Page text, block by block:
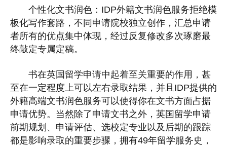
个性化文书润色：IDP外籍文书润色服务拒绝模
板化写作套路，不同申请院校独立创作，汇总申请
者所有的优点集中体现，经过反复修改多次琢磨最
终敲定专属定稿。
书在英国留学申请中起着至关重要的作用，甚
至在一定程度上可以左右录取结果，并且IDP提供的
外籍高端文书润色服务可以使得你在文书方面占据
申请优势。当然除了申请文书之外，英国留学申请
前期规划、申请评估、选校定专业以及后期的跟踪
都是影响录取的重要步骤，拥有49年留学服务史，